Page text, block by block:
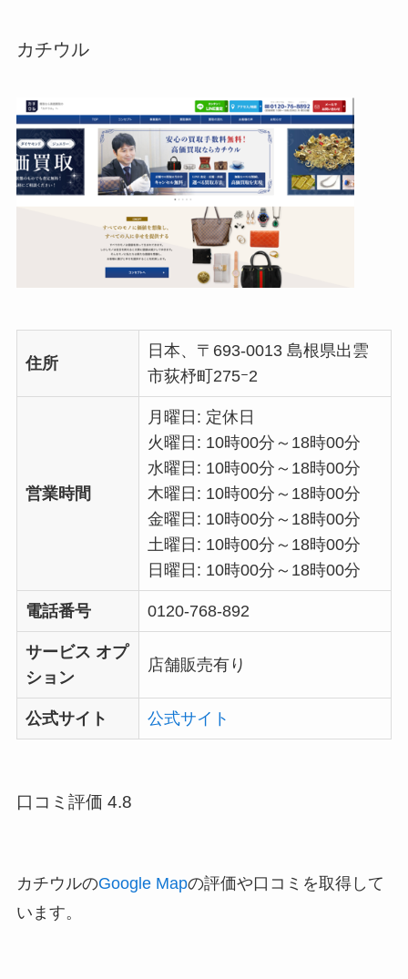
カチウル
住所
日本、〒693-0013 島根県出雲
市荻杼町275ｰ2
営業時間
月曜日: 定休日
火曜日: 10時00分～18時00分
水曜日: 10時00分～18時00分
木曜日: 10時00分～18時00分
金曜日: 10時00分～18時00分
土曜日: 10時00分～18時00分
日曜日: 10時00分～18時00分
電話番号 0120-768-892
サービス オプ
ション
店舗販売有り
公式サイト 公式サイト
口コミ評価 4.8
カチウルのGoogle Mapの評価や口コミを取得して
います。